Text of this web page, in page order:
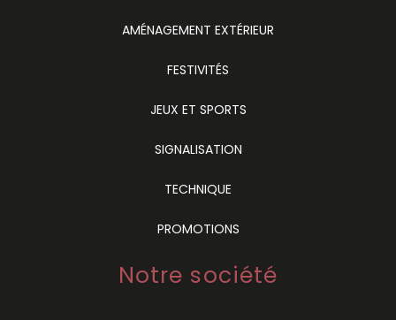
AMÉNAGEMENT EXTÉRIEUR
FESTIVITÉS
JEUX ET SPORTS
SIGNALISATION
TECHNIQUE
PROMOTIONS
Notre société